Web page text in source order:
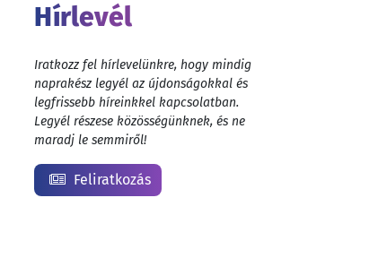
Hírlevél
Iratkozz fel hírlevelünkre, hogy mindig
naprakész legyél az újdonságokkal és
legfrissebb híreinkkel kapcsolatban.
Legyél részese közösségünknek, és ne
maradj le semmiről!
Feliratkozás